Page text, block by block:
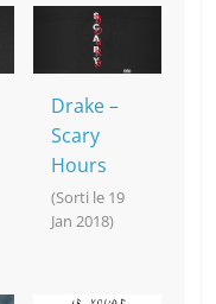
Drake –
Scary
Hours
(Sorti le 19
Jan 2018)